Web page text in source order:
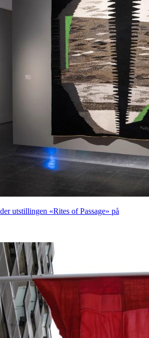
utstillingen «Rites of Passage» på